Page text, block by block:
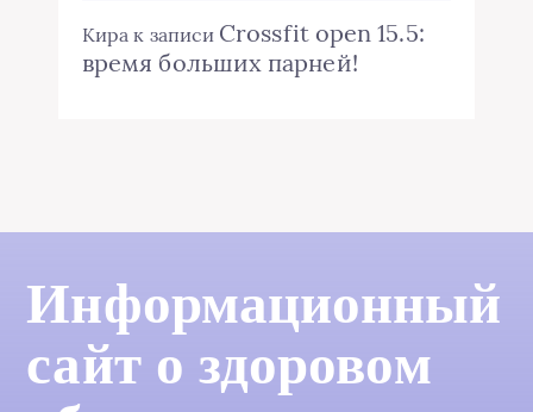
Кира к записи Crossfit open 15.5:
время больших парней!
Информационный
сайт о здоровом